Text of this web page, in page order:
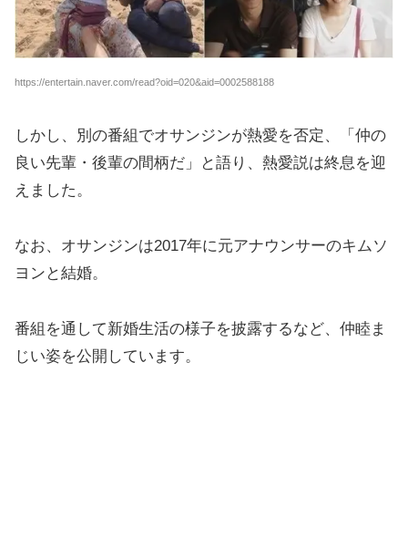
https://entertain.naver.com/read?oid=020&aid=0002588188
しかし、別の番組でオサンジンが熱愛を否定、「仲の
良い先輩・後輩の間柄だ」と語り、熱愛説は終息を迎
えました。
なお、オサンジンは2017年に元アナウンサーのキムソ
ヨンと結婚。
番組を通して新婚生活の様子を披露するなど、仲睦ま
じい姿を公開しています。